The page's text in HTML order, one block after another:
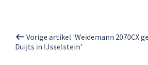
Vorige artikel 'Weidemann 2070CX
Duijts in IJsselstein'